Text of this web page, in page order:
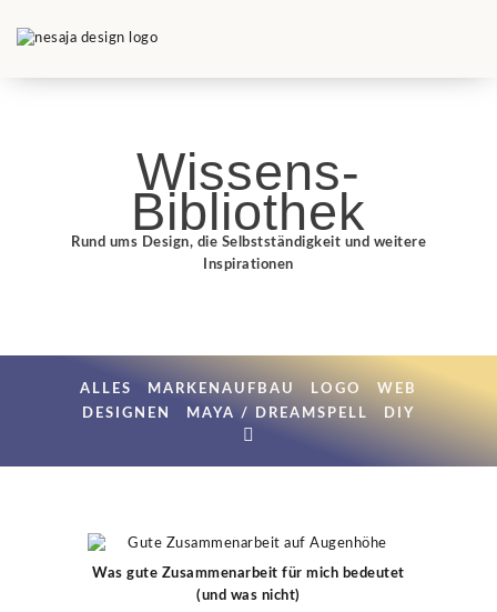
Wissens-
Bibliothek
Rund ums Design, die Selbstständigkeit und weitere
Inspirationen
ALLES MARKENAUFBAU LOGO
WEB
DESIGNEN
MAYA / DREAMSPELL DIY
Was gute Zusammenarbeit für mich bedeutet
(und was nicht)